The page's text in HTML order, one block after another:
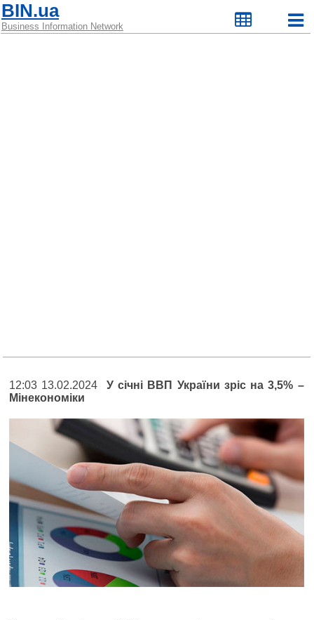
BIN.ua
Business Information Network
12:03 13.02.2024 У січні ВВП України зріс на 3,5% –
Мінекономіки